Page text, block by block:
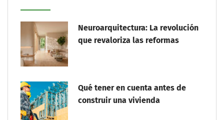
Neuroarquitectura: La revolución
que revaloriza las reformas
Qué tener en cuenta antes de
construir una vivienda